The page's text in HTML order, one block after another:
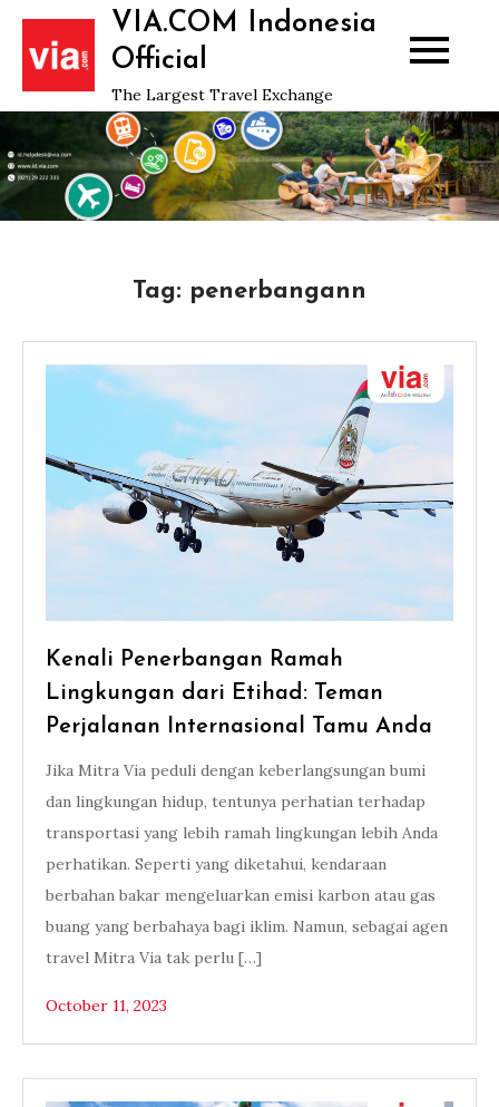
Skip
content
VIA.COM Indonesia
Official
The Largest Travel Exchange
Tag: penerbangann
Kenali Penerbangan Ramah
Lingkungan dari Etihad: Teman
Perjalanan Internasional Tamu Anda
Jika Mitra Via peduli dengan keberlangsungan bumi
dan lingkungan hidup, tentunya perhatian terhadap
transportasi yang lebih ramah lingkungan lebih Anda
perhatikan. Seperti yang diketahui, kendaraan
berbahan bakar mengeluarkan emisi karbon atau gas
buang yang berbahaya bagi iklim. Namun, sebagai agen
travel Mitra Via tak perlu […]
October 11, 2023